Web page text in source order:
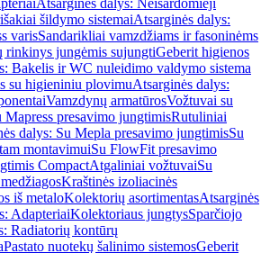
Atsarginės dalys: Neišardomieji
šildymo sistemaiAtsarginės dalys:
varisSandarikliai vamzdžiams ir fasoninėms
rinkinys jungėmis sujungtiGeberit higienos
Bakelis ir WC nuleidimo valdymo sistema
su higieniniu plovimuAtsarginės dalys:
Vamzdynų armatūrosVožtuvai su
Mapress presavimo jungtimisRutuliniai
dalys: Su Mepla presavimo jungtimisSu
montavimuiSu FlowFit presavimo
CompactAtgaliniai vožtuvaiSu
Kraštinės izoliacinės
iš metaloKolektorių asortimentasAtsarginės
AdapteriaiKolektoriaus jungtysSparčiojo
Radiatorių kontūrų
Pastato nuotekų šalinimo sistemosGeberit